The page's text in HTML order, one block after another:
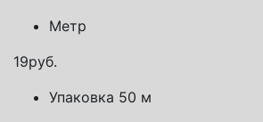
Метр
19руб.
Упаковка 50 м